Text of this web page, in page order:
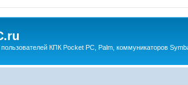
КПК Pocket PC, Palm, коммуникаторов